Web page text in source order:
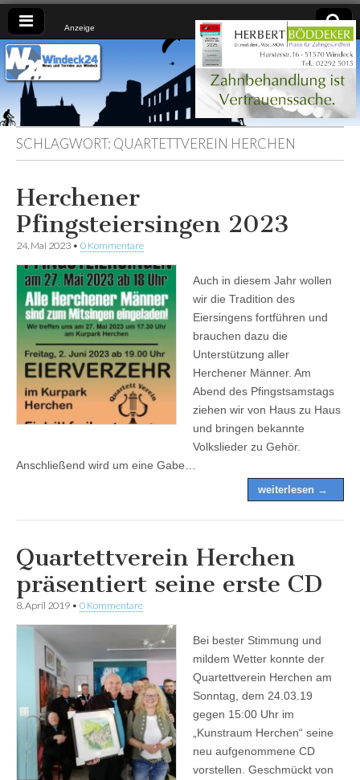
Anzeige
Windeck24
Nachrichten
aus dem
Ländchen
für das
Ländchen
SCHLAGWORT: QUARTETTVEREIN HERCHEN
Herchener
Pfingsteiersingen 2023
24. Mai 2023 • 0 Kommentare
Auch in diesem Jahr wollen
wir die Tradition des
Eiersingens fortführen und
brauchen dazu die
Unterstützung aller
Herchener Männer. Am
Abend des Pfingstsamstags
ziehen wir von Haus zu Haus
und bringen bekannte
Volkslieder zu Gehör.
Anschließend wird um eine Gabe…
weiterlesen →
Quartettverein Herchen
präsentiert seine erste CD
8. April 2019 • 0 Kommentare
Bei bester Stimmung und
mildem Wetter konnte der
Quartettverein Herchen am
Sonntag, dem 24.03.19
gegen 15:00 Uhr im
„Kunstraum Herchen“ seine
neu aufgenommene CD
vorstellen. Geschmückt von